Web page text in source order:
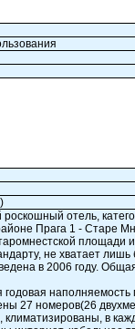
отель,
Прага 1 - Старе
площади
не хватает лишь
в 2006 году.
годовая
27 номеров(26
в